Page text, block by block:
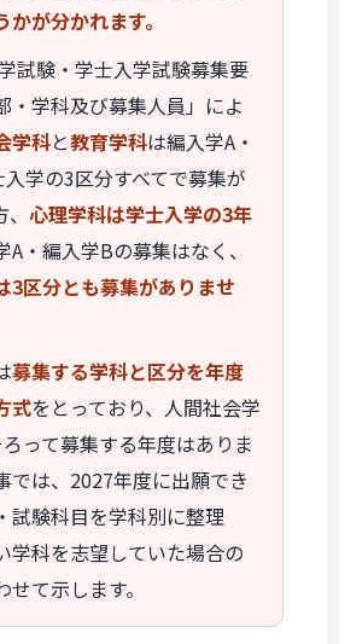
が分かれます。
試験・学士入学試験募集要
・学科及び募集人員」によ
学科と教育学科は編入学A・
学の3区分すべてで募集が
心理学科は学士入学の3年
A・編入学Bの募集はなく、
3区分とも募集がありませ
募集する学科と区分を年度
式をとっており、人間社会学
って募集する年度はありま
では、2027年度に出願でき
試験科目を学科別に整理
学科を志望していた場合の
て示します。